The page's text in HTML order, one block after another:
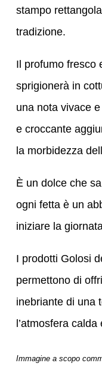
stampo
tradizione.
Il profumo fresco
sprigionerà in
una nota vivace
e croccante
la morbidezza
È un dolce che
ogni fetta è un
iniziare la
I prodotti Golosi
permettono di
inebriante di una
l’atmosfera
Immagine a scopo